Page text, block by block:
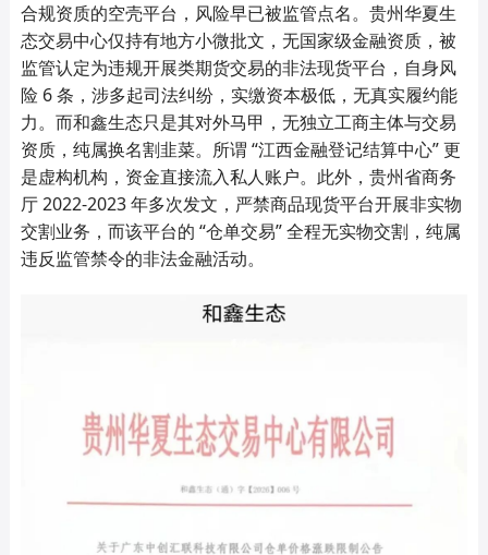
合规资质的空壳平台，风险早已被监管点名。贵州华夏生
态交易中心仅持有地方小微批文，无国家级金融资质，被
监管认定为违规开展类期货交易的非法现货平台，自身风
险 6 条，涉多起司法纠纷，实缴资本极低，无真实履约能
力。而和鑫生态只是其对外马甲，无独立工商主体与交易
资质，纯属换名割韭菜。所谓 “江西金融登记结算中心” 更
是虚构机构，资金直接流入私人账户。此外，贵州省商务
厅 2022-2023 年多次发文，严禁商品现货平台开展非实物
交割业务，而该平台的 “仓单交易” 全程无实物交割，纯属
违反监管禁令的非法金融活动。